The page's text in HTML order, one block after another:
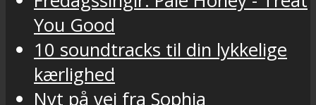
You Good
10 soundtracks til din lykkelige
kærlighed
Nyt på vej fra Sophia